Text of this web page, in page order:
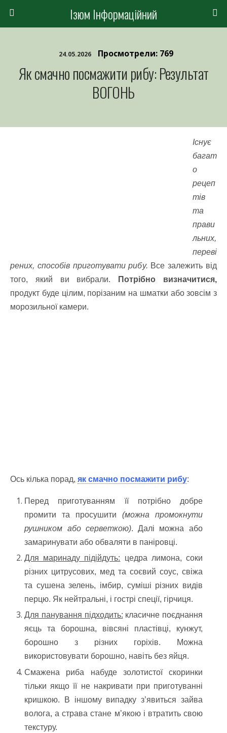
Ізюм Інформаційний
24.05.2026 Просмотрели: 769
Як смачно посмажити рибу: Результат
ВОГОНЬ
Існує
багат
о
рецеп
тів
та
прави
льних,
переві
рених, способів приготувати рибу. Все залежить від
того, який ви вибрали.
Потрібно визначитися,
продукт буде цілим, порізаним на шматки або зовсім з
морозильної камери.
Ось кілька порад, як смачно посмажити рибу:
Перед приготуванням її потрібно добре
промити та просушити (можна промокнути
рушником або серветкою). Далі можна або
замаринувати або обваляти в паніровці.
Для маринаду підійдуть: цедра лимона, соки
різних цитрусових, мед та соєвий соус, свіжа
та сушена зелень, імбир, суміші різних видів
перцю. Як нейтральні, і гострі спеції, гірчиця.
Для панування підходить: класичне поєднання
яєць та борошна, вівсяні пластівці, кунжут,
борошно з різних горіхів. Можна
використовувати борошно, навіть без яйця.
Смажена риба набуде золотистої скоринки
тільки якщо її не накривати при приготуванні
кришкою. В іншому випадку з’явиться зайва
волога, а страва стане м’якою і втратить свою
текстуру.